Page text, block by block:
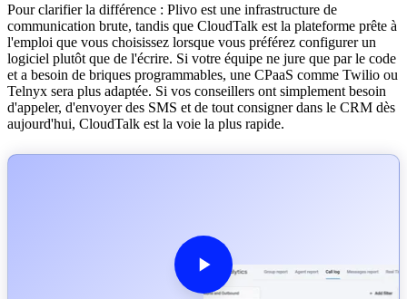
Pour clarifier la différence : Plivo est une infrastructure de
communication brute, tandis que CloudTalk est la plateforme prête à
l'emploi que vous choisissez lorsque vous préférez configurer un
logiciel plutôt que de l'écrire. Si votre équipe ne jure que par le code
et a besoin de briques programmables, une CPaaS comme Twilio ou
Telnyx sera plus adaptée. Si vos conseillers ont simplement besoin
d'appeler, d'envoyer des SMS et de tout consigner dans le CRM dès
aujourd'hui, CloudTalk est la voie la plus rapide.